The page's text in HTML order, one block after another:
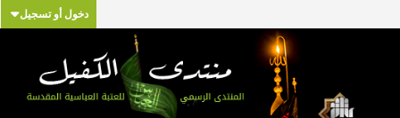
دخول أو تسجيل